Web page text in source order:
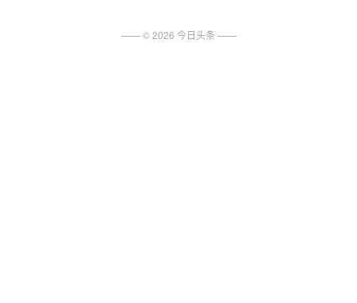
—— ©2026 今日头条 ——